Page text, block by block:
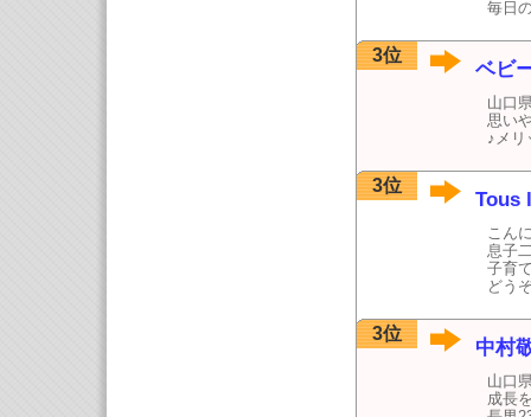
毎日
3位
ベビ
山口
思い
♪メリ
3位
Tous
こん
息子
子育
どう
3位
中村
山口
成長